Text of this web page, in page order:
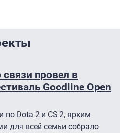
провел в
Goodline Open
по Dota 2 и CS 2, ярким
для всей семьи собрало